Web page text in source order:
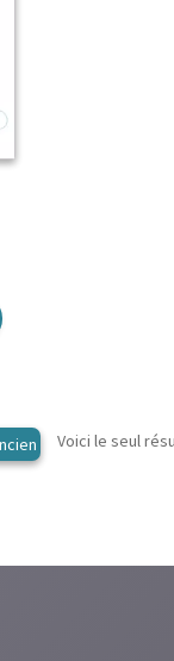
Voici le seul